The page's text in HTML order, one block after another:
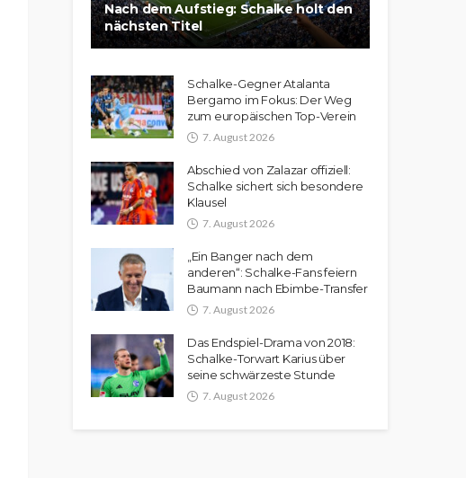
Nach dem Aufstieg: Schalke holt den
nächsten Titel
Schalke-Gegner Atalanta
Bergamo im Fokus: Der Weg
zum europäischen Top-Verein
7. August 2026
Abschied von Zalazar offiziell:
Schalke sichert sich besondere
Klausel
7. August 2026
„Ein Banger nach dem
anderen“: Schalke-Fans feiern
Baumann nach Ebimbe-Transfer
7. August 2026
Das Endspiel-Drama von 2018:
Schalke-Torwart Karius über
seine schwärzeste Stunde
7. August 2026